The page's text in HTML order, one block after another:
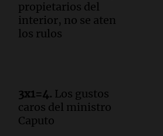
propietarios del
interior, no se aten
los rulos
3x1=4. Los gustos
caros del ministro
Caputo